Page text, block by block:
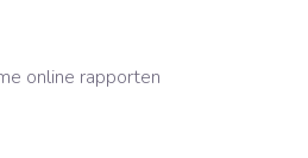
online rapporten